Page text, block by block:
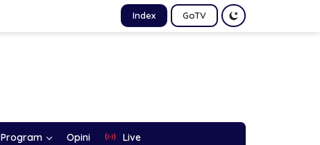
Index GoTV
Program Opini Live